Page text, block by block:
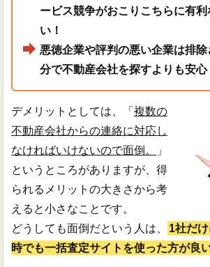
ービス競争がおこりこちらに有
い！
悪徳企業や評判の悪い企業は排
分で不動産会社を探すよりも安心
デメリットとしては、「 複数の
不動産会社からの連絡に対応し
なければいけないので面倒。
」
というところがありますが、得
られるメリットの大きさから考
えると小さなことです。
どうしても面倒だという人は、
1社だ
時でも一括査定サイトを使った方が良